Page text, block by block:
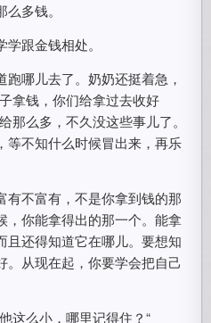
多钱。
跟金钱相处。
跑哪儿去了。奶奶还挺着急，
拿钱，你们给拿过去收好
那么多，不久没这些事儿了。
等不知什么时候冒出来，再乐
有不富有，不是你拿到钱的那
，你能拿得出的那一个。能拿
且还得知道它在哪儿。要想知
。从现在起，你要学会把自己
这么小，哪里记得住？“